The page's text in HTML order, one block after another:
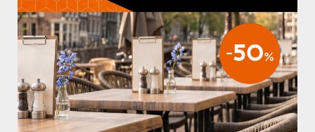
BARKRUK ARIANE WIT €59,95 BARKRUK MAYRA ZWART €42,50